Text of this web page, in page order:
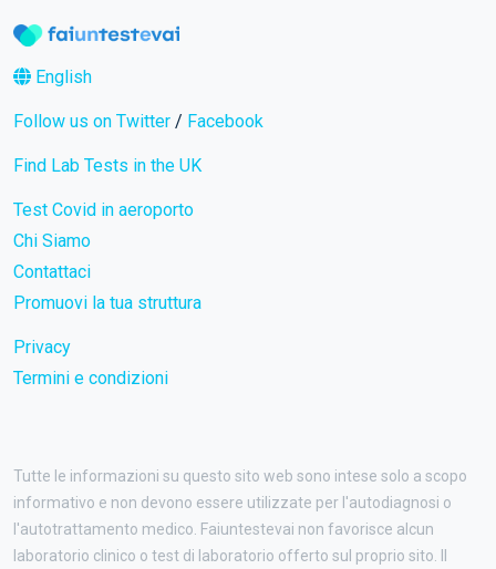
English
Follow us on Twitter / Facebook
Find Lab Tests in the UK
Test Covid in aeroporto
Chi Siamo
Contattaci
Promuovi la tua struttura
Privacy
Termini e condizioni
Tutte le informazioni su questo sito web sono intese solo a scopo
informativo e non devono essere utilizzate per l'autodiagnosi o
l'autotrattamento medico. Faiuntestevai non favorisce alcun
laboratorio clinico o test di laboratorio offerto sul proprio sito. Il